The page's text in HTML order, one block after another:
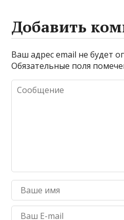
Добавить
Ваш адрес email не будет
Обязательные поля